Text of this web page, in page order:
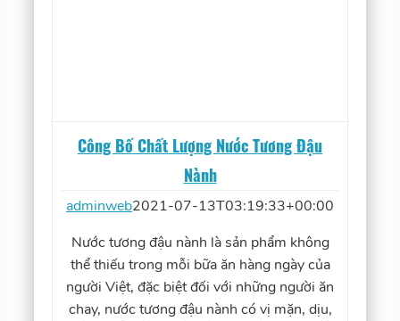
Công Bố Chất Lượng Nước Tương Đậu
Nành
adminweb2021-07-13T03:19:33+00:00
Nước tương đậu nành là sản phẩm không
thể thiếu trong mỗi bữa ăn hàng ngày của
người Việt, đặc biệt đối với những người ăn
chay, nước tương đậu nành có vị mặn, dịu,